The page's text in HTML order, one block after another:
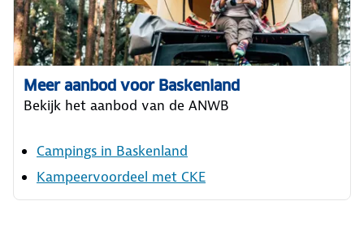
Meer aanbod voor Baskenland
Bekijk het aanbod van de ANWB
Campings in Baskenland
Kampeervoordeel met CKE